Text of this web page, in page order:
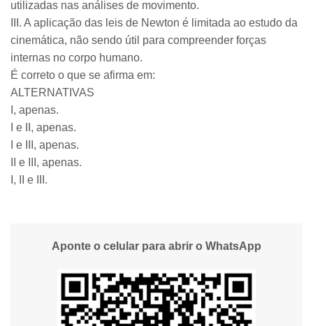
utilizadas nas análises de movimento.
III. A aplicação das leis de Newton é limitada ao estudo da
cinemática, não sendo útil para compreender forças
internas no corpo humano.
É correto o que se afirma em:
ALTERNATIVAS
I, apenas.
I e II, apenas.
I e III, apenas.
II e III, apenas.
I, II e III.
Aponte o celular para abrir o WhatsApp